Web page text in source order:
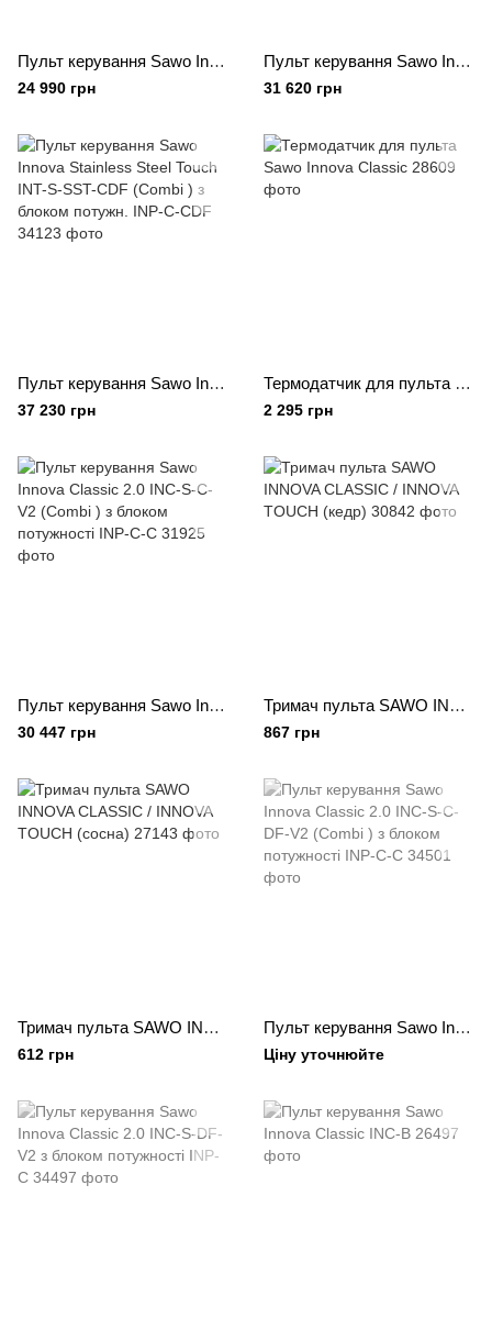
Пульт керування Sawo Innova Classic INC-S-C (Combi ) з блоком потужності INP-C-C
24 990 грн
Пульт керування Sawo Innova Stainless Steel Touch INT-S-SST з блоком потужності INP-C
31 620 грн
Пульт керування Sawo Innova Stainless Steel Touch INT-S-SST-CDF (Combi ) з блоком потужн. INP-C-CDF
37 230 грн
Термодатчик для пульта Sawo Innova Classic
2 295 грн
Пульт керування Sawo Innova Classic 2.0 INC-S-C-V2 (Combi ) з блоком потужності INP-C-C
30 447 грн
Тримач пульта SAWO INNOVA CLASSIC / INNOVA TOUCH (кедр)
867 грн
Тримач пульта SAWO INNOVA CLASSIC / INNOVA TOUCH (сосна)
612 грн
Пульт керування Sawo Innova Classic 2.0 INC-S-C-DF-V2 (Combi ) з блоком потужності INP-C-C
Ціну уточнюйте